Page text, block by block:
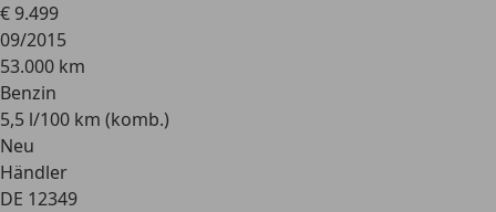
€ 9.499
09/2015
53.000 km
Benzin
5,5 l/100 km (komb.)
Neu
Händler
DE 12349